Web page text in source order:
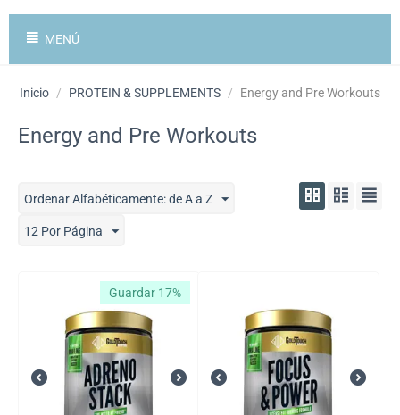
MENÚ
Inicio / PROTEIN & SUPPLEMENTS / Energy and Pre Workouts
Energy and Pre Workouts
Ordenar Alfabéticamente: de A a Z
12 Por Página
Guardar 17%